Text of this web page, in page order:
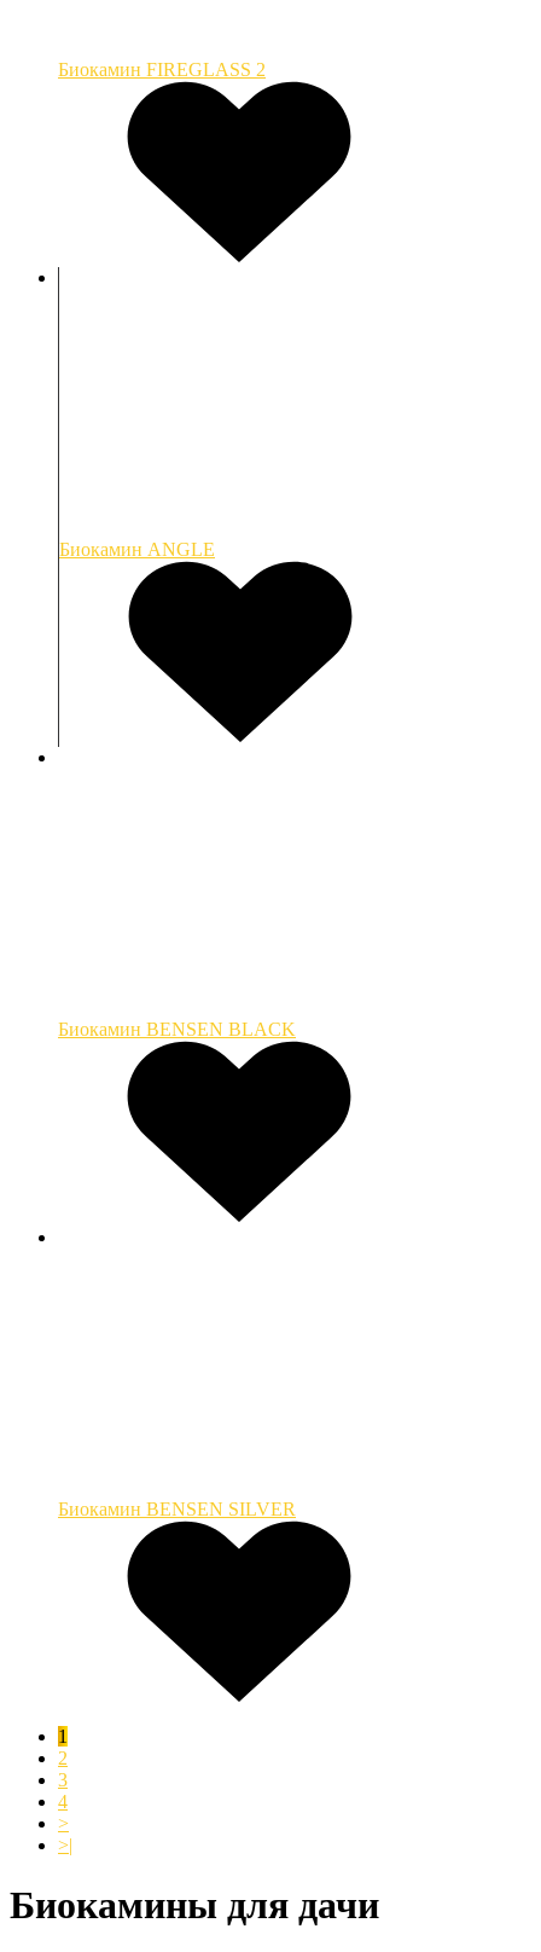
Биокамин FIREGLASS 2
Биокамин ANGLE
Биокамин BENSEN BLACK
Биокамин BENSEN SILVER
1
2
3
4
>
>|
Биокамины для дачи